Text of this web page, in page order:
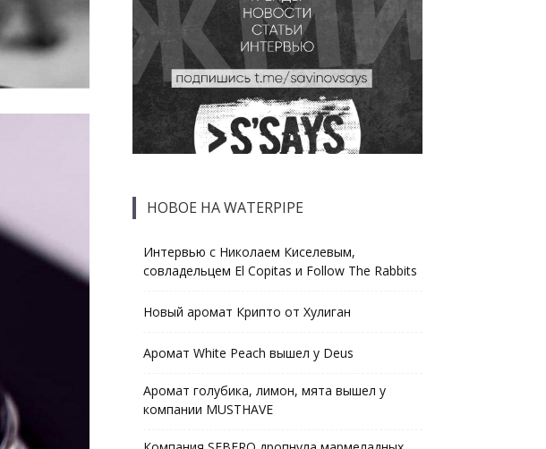
НОВОЕ НА WATERPIPE
Интервью с Николаем Киселевым,
совладельцем El Copitas и Follow The Rabbits
Новый аромат Крипто от Хулиган
Аромат White Peach вышел у Deus
Аромат голубика, лимон, мята вышел у
компании MUSTHAVE